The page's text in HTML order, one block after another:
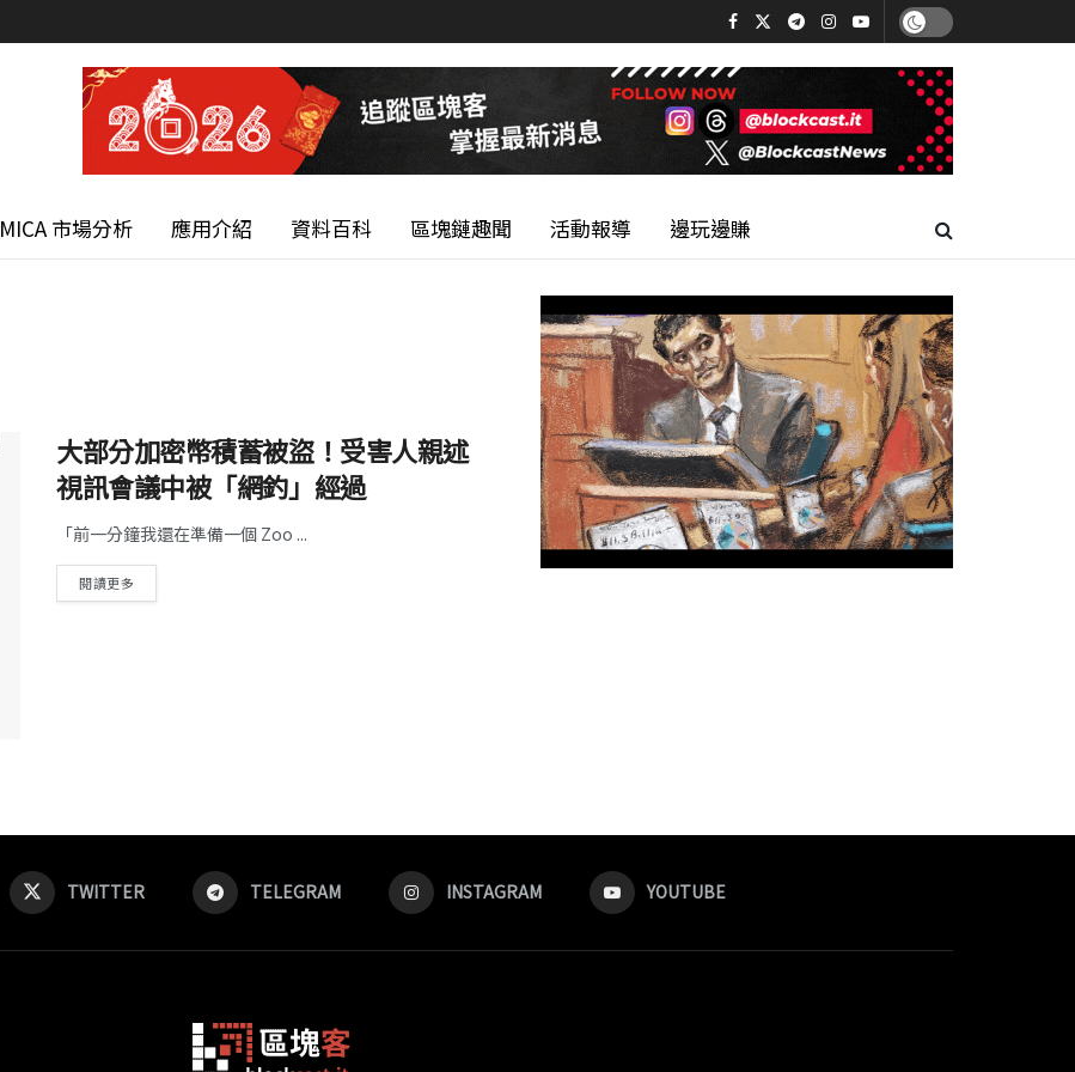
MICA 市場分析 應用介紹 資料百科 區塊鏈趣聞 活動報導 邊玩邊賺
大部分加密幣積蓄被盜！受害人親述
視訊會議中被「網釣」經過
「前一分鐘我還在準備一個 Zoo ...
閱讀更多
TWITTER TELEGRAM INSTAGRAM YOUTUBE